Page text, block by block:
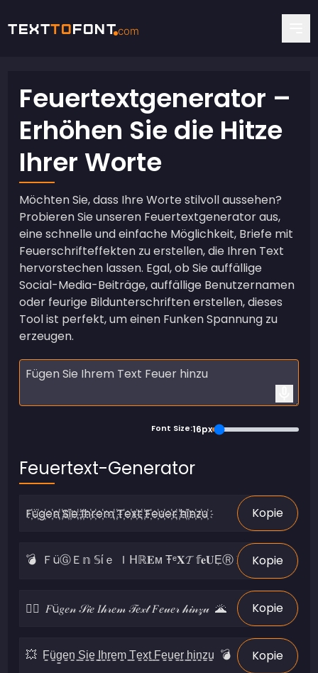
TextToFontcom
Feuertextgenerator –
Erhöhen Sie die Hitze
Ihrer Worte
Möchten Sie, dass Ihre Worte stilvoll aussehen?
Probieren Sie unseren Feuertextgenerator aus,
eine schnelle und einfache Möglichkeit, Briefe mit
Feuerschrifteffekten zu erstellen, die Ihren Text
hervorstechen lassen. Egal, ob Sie auffällige
Social-Media-Beiträge, auffällige Benutzernamen
oder feurige Bildunterschriften erstellen, dieses
Tool ist perfekt, um einen Funken Spannung zu
erzeugen.
Font Size:16px
Feuertext-Generator
Kopie
Kopie
Kopie
Kopie